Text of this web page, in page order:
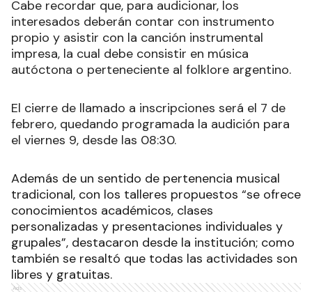
Cabe recordar que, para audicionar, los
interesados deberán contar con instrumento
propio y asistir con la canción instrumental
impresa, la cual debe consistir en música
autóctona o perteneciente al folklore argentino.
El cierre de llamado a inscripciones será el 7 de
febrero, quedando programada la audición para
el viernes 9, desde las 08:30.
Además de un sentido de pertenencia musical
tradicional, con los talleres propuestos “se ofrece
conocimientos académicos, clases
personalizadas y presentaciones individuales y
grupales”, destacaron desde la institución; como
también se resaltó que todas las actividades son
libres y gratuitas.
Ads